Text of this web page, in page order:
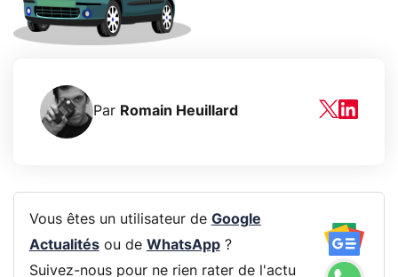
Par Romain Heuillard
Vous êtes un utilisateur de Google
Actualitésou de WhatsApp?
Suivez-nous pour ne rien rater de l'actu